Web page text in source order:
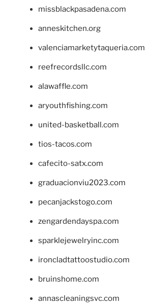
missblackpasadena.com
anneskitchen.org
valenciamarketytaqueria.com
reefrecordsllc.com
alawaffle.com
aryouthfishing.com
united-basketball.com
tios-tacos.com
cafecito-satx.com
graduacionviu2023.com
pecanjackstogo.com
zengardendayspa.com
sparklejewelryinc.com
ironcladtattoostudio.com
bruinshome.com
annascleaningsvc.com